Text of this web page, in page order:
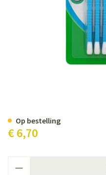
€ 6,70
Op bestelling